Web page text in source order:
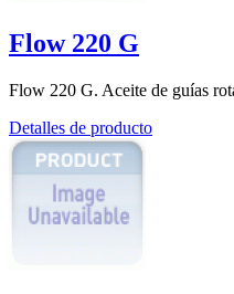
Flow 220 G
Flow 220 G. Aceite de guías
Detalles de producto